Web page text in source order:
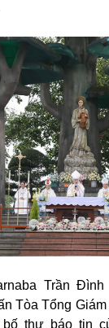
Trần
Tòa Tổng
bố thư báo tin